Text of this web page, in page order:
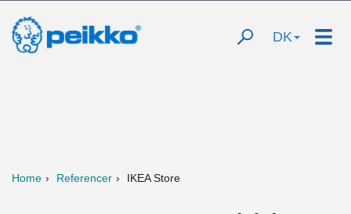
DK
Home Referencer IKEA Store